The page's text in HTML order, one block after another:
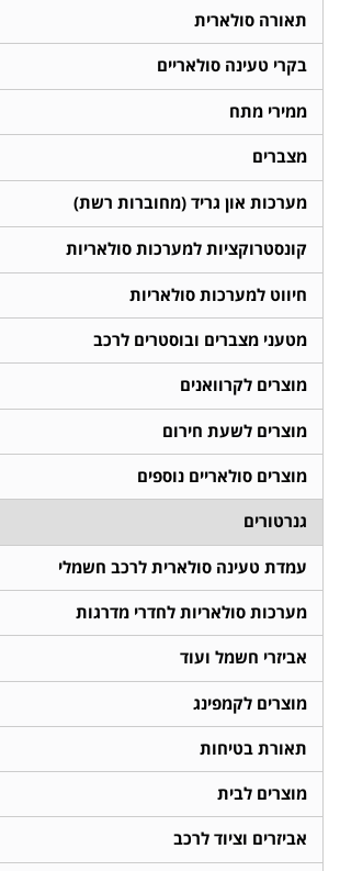
תאורה סולארית
בקרי טעינה סולאריים
ממירי מתח
מצברים
מערכות און גריד (מחוברות רשת)
קונסטרוקציות למערכות סולאריות
חיווט למערכות סולאריות
מטעני מצברים ובוסטרים לרכב
מוצרים לקרוואנים
מוצרים לשעת חירום
מוצרים סולאריים נוספים
גנרטורים
עמדת טעינה סולארית לרכב חשמלי
מערכות סולאריות לחדרי מדרגות
אביזרי חשמל ועוד
מוצרים לקמפינג
תאורת בטיחות
מוצרים לבית
אביזרים וציוד לרכב